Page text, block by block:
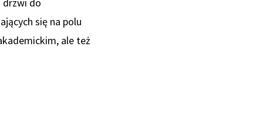
się na polu
ale też